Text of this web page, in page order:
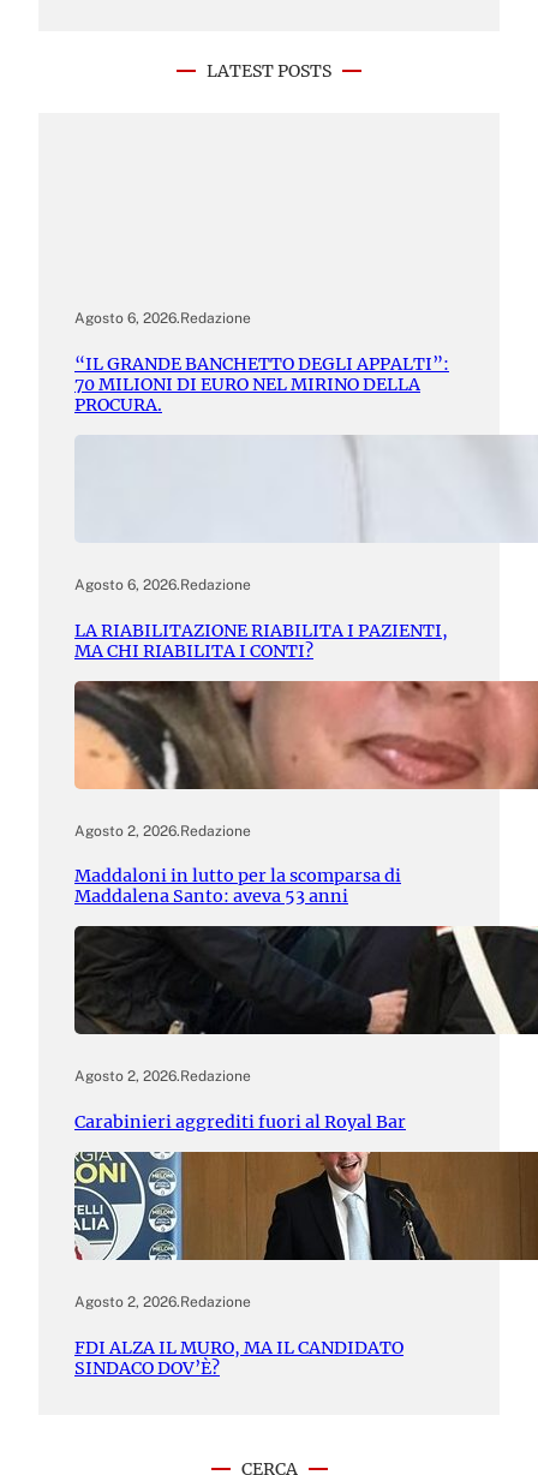
LATEST POSTS
Agosto 6, 2026.Redazione
“IL GRANDE BANCHETTO DEGLI APPALTI”:
70 MILIONI DI EURO NEL MIRINO DELLA
PROCURA.
Agosto 6, 2026.Redazione
LA RIABILITAZIONE RIABILITA I PAZIENTI,
MA CHI RIABILITA I CONTI?
Agosto 2, 2026.Redazione
Maddaloni in lutto per la scomparsa di
Maddalena Santo: aveva 53 anni
Agosto 2, 2026.Redazione
Carabinieri aggrediti fuori al Royal Bar
Agosto 2, 2026.Redazione
FDI ALZA IL MURO, MA IL CANDIDATO
SINDACO DOV’È?
CERCA